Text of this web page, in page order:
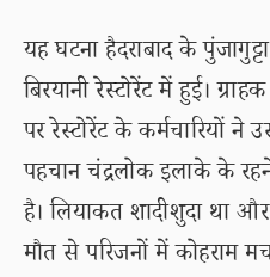
यह घटना हैदराबाद के
बिरयानी रेस्टोरेंट में हुई।
पर रेस्टोरेंट के कर्मचारियों
पहचान चंद्रलोक इलाके के
है। लियाकत शादीशुदा था
मौत से परिजनों में कोहराम